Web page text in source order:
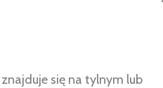
się na tylnym lub